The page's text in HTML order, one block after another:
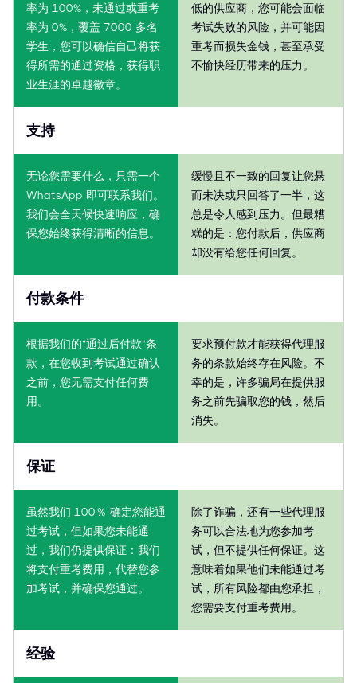
率为 100%，未通过或重考
率为 0%，覆盖 7000 多名
学生，您可以确信自己将获
得所需的通过资格，获得职
业生涯的卓越徽章。
低的供应商，您可能会面临
考试失败的风险，并可能因
重考而损失金钱，甚至承受
不愉快经历带来的压力。
支持
无论您需要什么，只需一个
WhatsApp 即可联系我们。
我们会全天候快速响应，确
保您始终获得清晰的信息。
缓慢且不一致的回复让您悬
而未决或只回答了一半，这
总是令人感到压力。但最糟
糕的是：您付款后，供应商
却没有给您任何回复。
付款条件
根据我们的“通过后付款”条
款，在您收到考试通过确认
之前，您无需支付任何费
用。
要求预付款才能获得代理服
务的条款始终存在风险。不
幸的是，许多骗局在提供服
务之前先骗取您的钱，然后
消失。
保证
虽然我们 100％ 确定您能通
过考试，但如果您未能通
过，我们仍提供保证：我们
将支付重考费用，代替您参
加考试，并确保您通过。
除了诈骗，还有一些代理服
务可以合法地为您参加考
试，但不提供任何保证。这
意味着如果他们未能通过考
试，所有风险都由您承担，
您需要支付重考费用。
经验